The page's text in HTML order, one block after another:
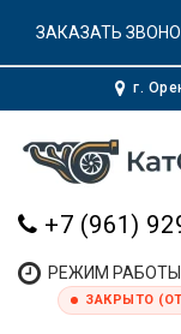
г.
+7 (961)
РЕЖИМ РАБОТЫ:
ЗАКРЫТО
ЗАКАЗАТЬ